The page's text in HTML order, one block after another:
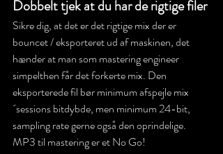
Dobbelt tjek at du har de rigtige filer
Sikre dig, at det er det rigtige mix der er
bouncet / eksporteret ud af maskinen, det
hænder at man som mastering engineer
simpelthen får det forkerte mix. Den
eksporterede fil bør minimum afspejle mix
´sessions bitdybde, men minimum 24-bit,
sampling rate gerne også den oprindelige.
MP3 til mastering er et No Go!